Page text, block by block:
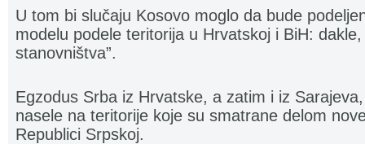
U tom bi slučaju Kosovo moglo da bude
modelu podele teritorija u Hrvatskoj i BiH:
stanovništva”.
Egzodus Srba iz Hrvatske, a zatim i iz
nasele na teritorije koje su smatrane delom
Republici Srpskoj.